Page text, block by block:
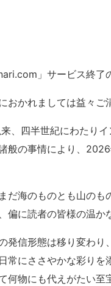
」サービス終了
おかれましては益々ご
、四半世紀にわたり
般の事情により、
だ海のものとも山の
偏に読者の皆様の温か
発信形態は移り変わ
常にささやかな彩り
何物にも代えがたい至